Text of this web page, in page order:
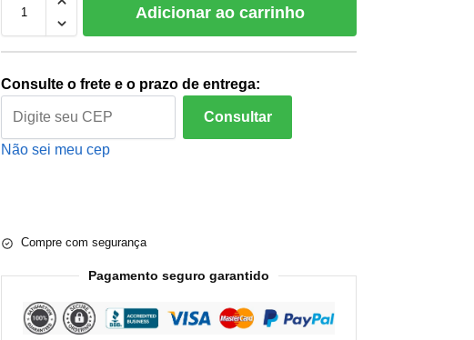
Adicionar ao carrinho
Consulte o frete e o prazo de entrega:
Consultar
Não sei meu cep
Compre com segurança
Pagamento seguro garantido